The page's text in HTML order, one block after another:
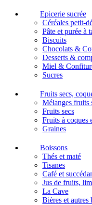
Epicerie sucrée
Céréales petit-
Pâte et purée à
Biscuits
Chocolats &
Desserts &
Miel &
Sucres
Fruits secs,
Mélanges fruits
Fruits secs
Fruits à coques
Graines
Boissons
Thés et maté
Tisanes
Café et
Jus de fruits,
La Cave
Bières et autres